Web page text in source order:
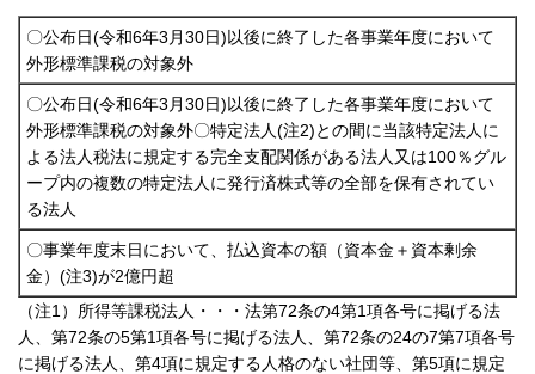
〇公布日(令和6年3月30日)以後に終了した各事業年度において
外形標準課税の対象外
〇公布日(令和6年3月30日)以後に終了した各事業年度において
外形標準課税の対象外〇特定法人(注2)との間に当該特定法人に
よる法人税法に規定する完全支配関係がある法人又は100％グル
ープ内の複数の特定法人に発行済株式等の全部を保有されてい
る法人
〇事業年度末日において、払込資本の額（資本金＋資本剰余
金）(注3)が2億円超
（注1）所得等課税法人・・・法第72条の4第1項各号に掲げる法
人、第72条の5第1項各号に掲げる法人、第72条の24の7第7項各号
に掲げる法人、第4項に規定する人格のない社団等、第5項に規定